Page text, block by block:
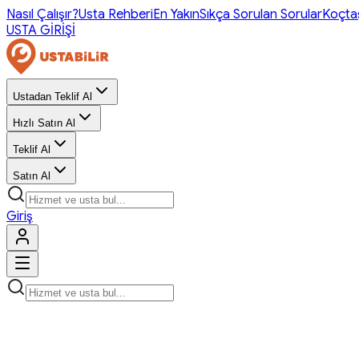
Nasıl Çalışır?Usta RehberiEn YakınSıkça Sorulan Sorular
USTA GİRİŞİ
Ustadan Teklif Al
Hızlı Satın Al
Teklif Al
Satın Al
Giriş